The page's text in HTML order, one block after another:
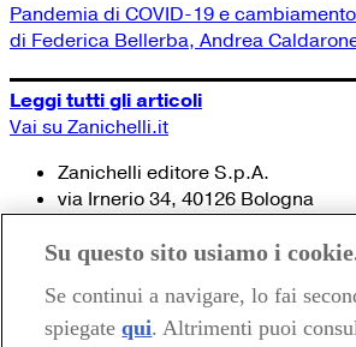
Pandemia di COVID-19 e
di Federica Bellerba, Andrea
Leggi tutti gli articoli
Vai su Zanichelli.it
Zanichelli editore S.p.A.
via Irnerio 34, 40126 Bologna
Tel. 051- 293.111 / 245.024
© 2020 Zanichelli Editore spa
Su questo sito usiamo i
Se continui a navigare, lo fai
spiegate qui. Altrimenti puoi